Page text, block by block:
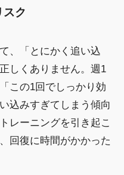
スク
、「とにかく追い込
しくありません。週1
この1回でしっかり効
込みすぎてしまう傾向
レーニングを引き起こ
回復に時間がかかった